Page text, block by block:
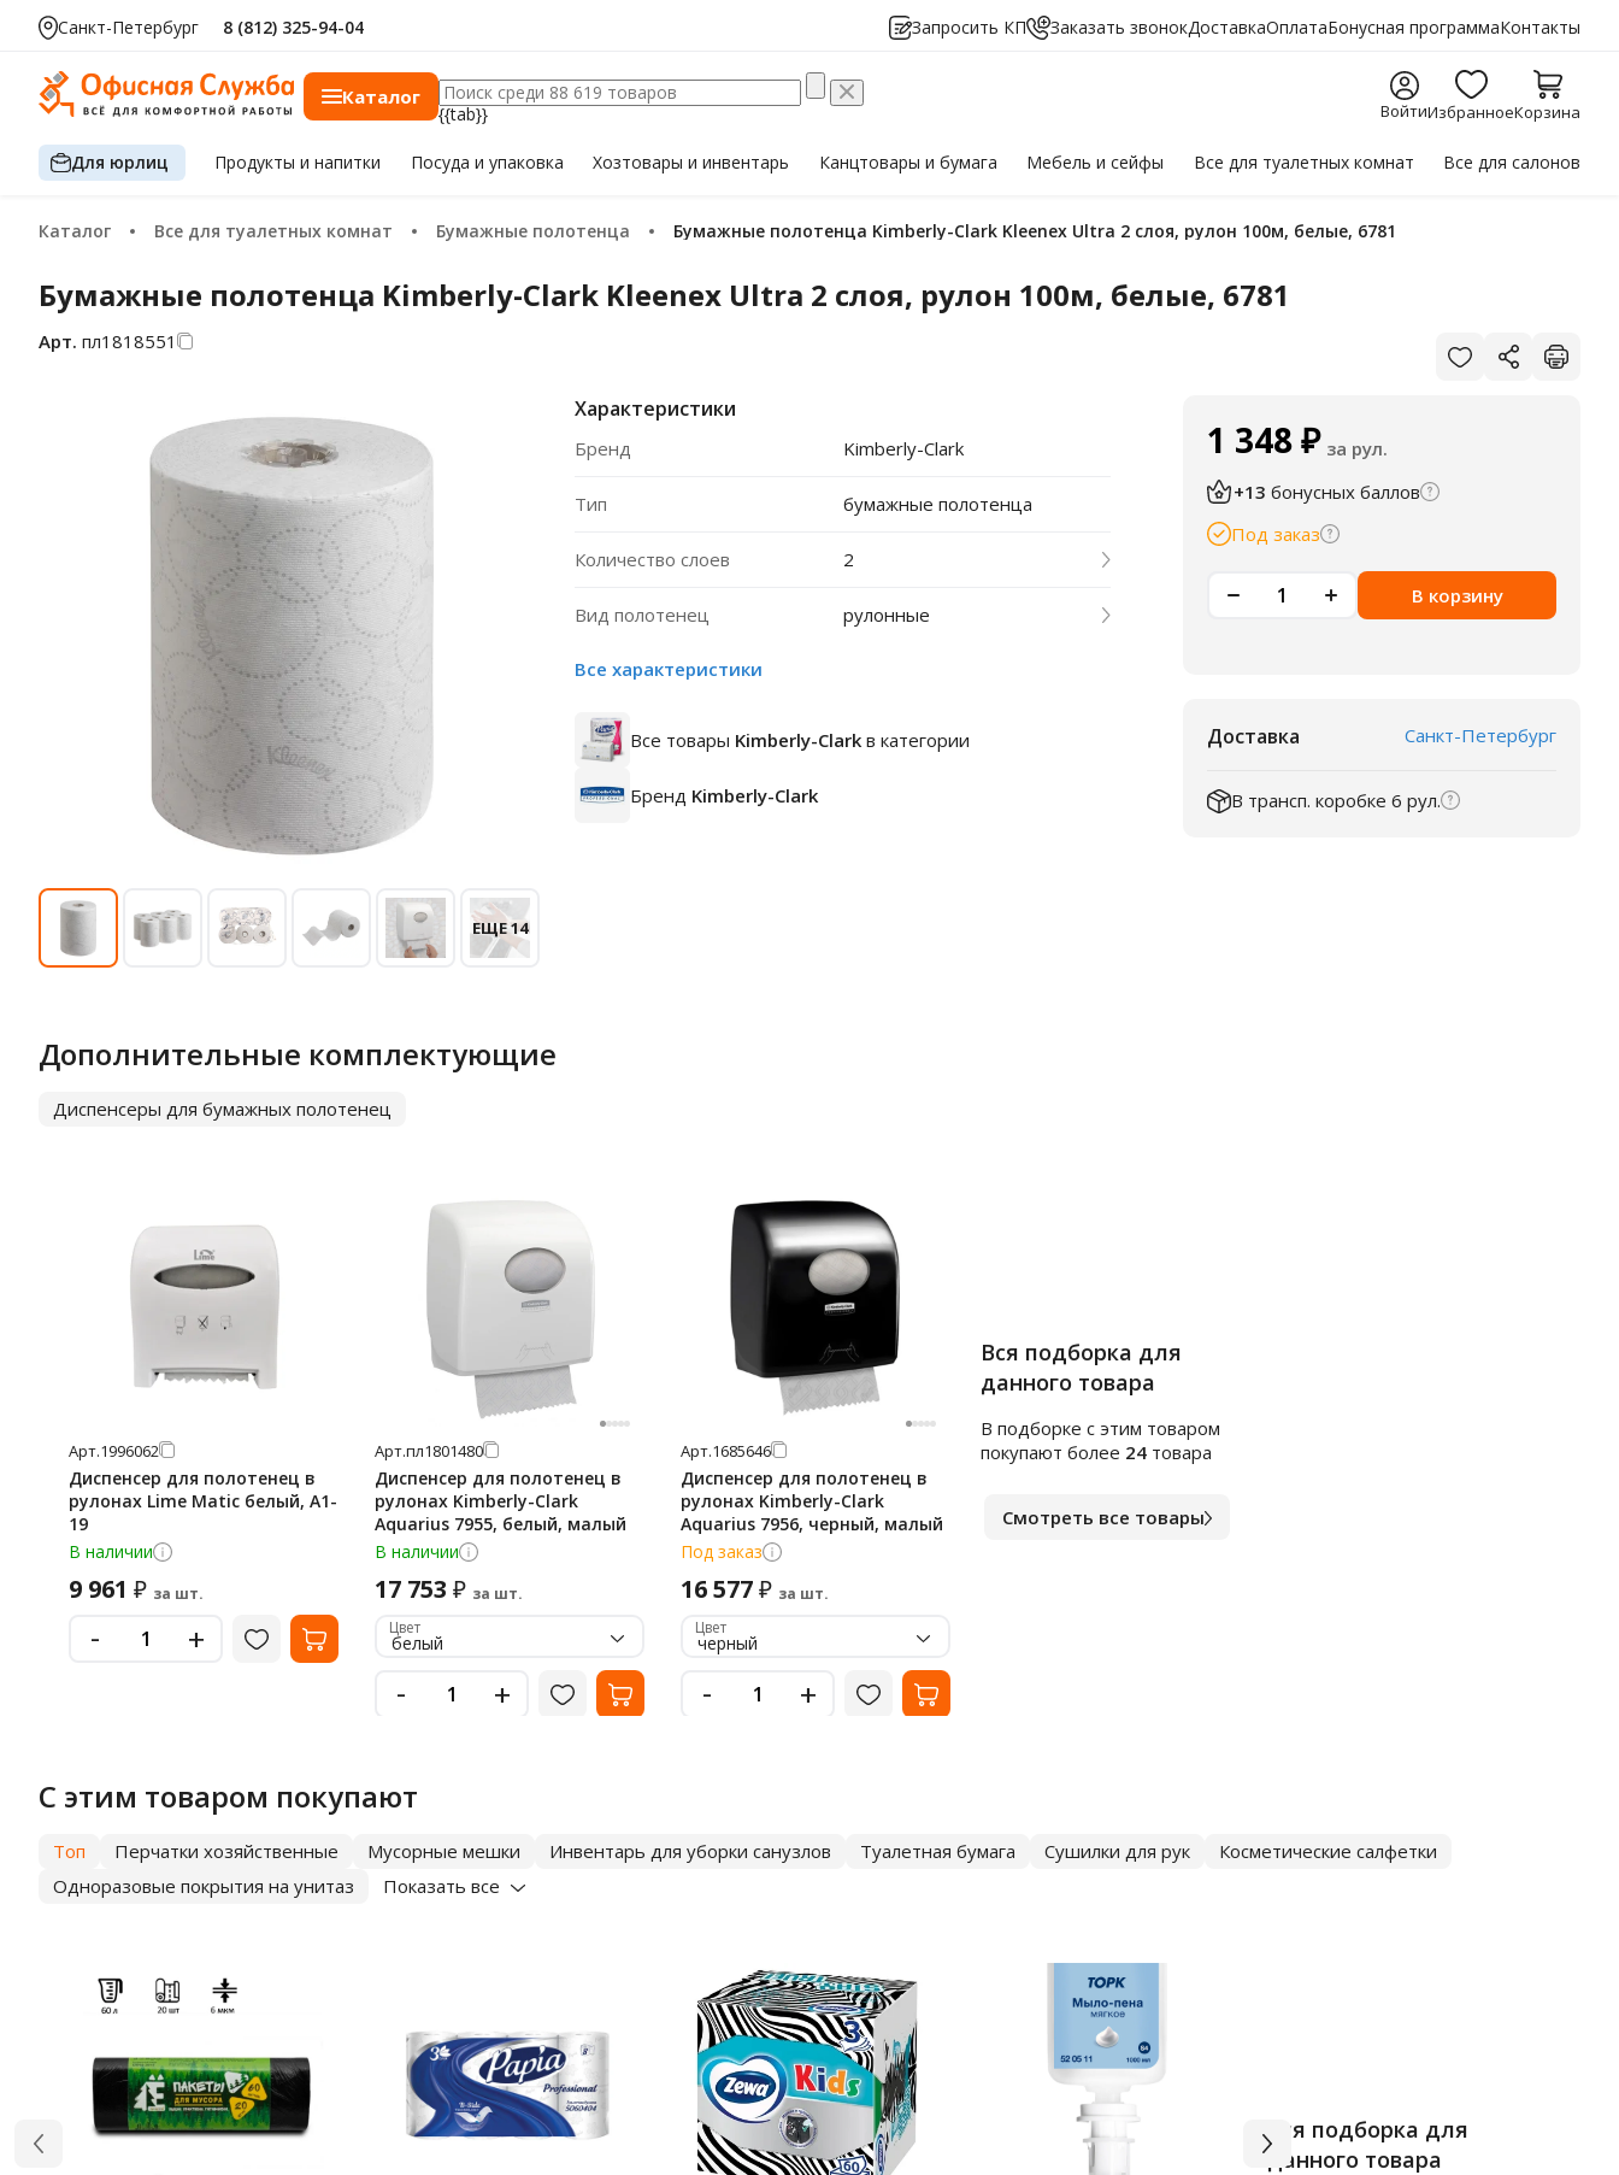
Санкт-Петербург 8 (812) 325-94-04 Запросить КП Заказать звонокДоставкаОплатаБонусная программаКонтакты
Каталог
{{tab}} ВойтиИзбранноеКорзина
Для юрлиц Продуктыи напитки Посуда и упаковка Хозтоварыи инвентарь Канцтовары и бумага Мебельи сейфы Все для туалетных комнат Все для салонов
Каталог Все для туалетных комнат Бумажные полотенца Бумажные полотенца Kimberly-Clark Kleenex Ultra 2 слоя, рулон 100м, белые, 6781
Бумажные полотенца Kimberly-Clark Kleenex Ultra 2 слоя, рулон 100м, белые, 6781
Арт. пл1818551
ЕЩЕ 14
Характеристики
Бренд Kimberly-Clark
Тип бумажные полотенца
Количество слоев 2
Вид полотенец рулонные
Все характеристики
Все товары Kimberly-Clark в категории
Бренд Kimberly-Clark
1 348₽ за рул.
+13 бонусных баллов
Под заказ
В корзину
Доставка Санкт-Петербург
В трансп. коробке 6 рул.
Дополнительные комплектующие
Диспенсеры для бумажных полотенец
Арт.1996062
Диспенсер для полотенец в
рулонах Lime Matic белый, А1-
19
В наличии
9 961 ₽ за шт.
- +
Арт.пл1801480
Диспенсер для полотенец в
рулонах Kimberly-Clark
Aquarius 7955, белый, малый
В наличии
17 753 ₽ за шт.
Цвет
белый
- +
Арт.1685646
Диспенсер для полотенец в
рулонах Kimberly-Clark
Aquarius 7956, черный, малый
Под заказ
16 577₽ за шт.
Цвет
черный
- +
Вся подборка для
данного товара
В подборке c этим товаром
покупают более 24 товара
Смотреть все товары
С этим товаром покупают
Топ Перчатки хозяйственные Мусорные мешки Инвентарь для уборки санузлов Туалетная бумага Сушилки для рук
Косметические салфетки
Одноразовые покрытия на унитаз
Показать все
Вся подборка для
данного товара